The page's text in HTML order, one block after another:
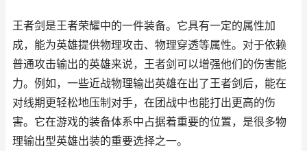
王者剑是王者荣耀中的一件装备。它具有一定的属性加
成，能为英雄提供物理攻击、物理穿透等属性。对于依赖
普通攻击输出的英雄来说，王者剑可以增强他们的伤害能
力。例如，一些近战物理输出英雄在出了王者剑后，能在
对线期更轻松地压制对手，在团战中也能打出更高的伤
害。它在游戏的装备体系中占据着重要的位置，是很多物
理输出型英雄出装的重要选择之一。